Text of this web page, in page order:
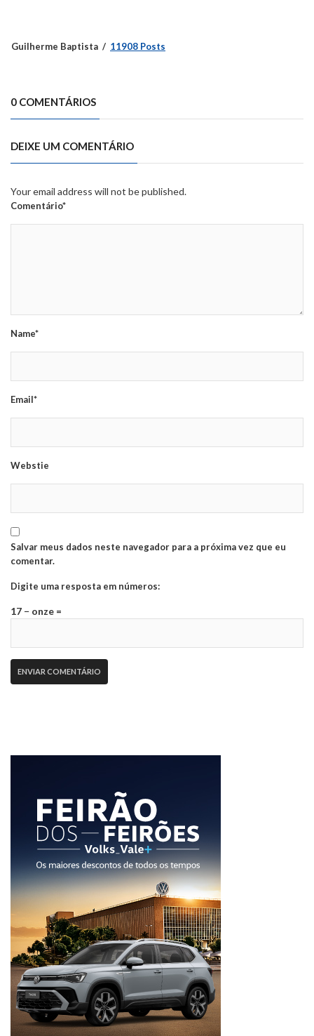
Guilherme Baptista 11908 Posts
0 COMENTÁRIOS
DEIXE UM COMENTÁRIO
Your email address will not be published.
Comentário*
Name*
Email*
Webstie
Salvar meus dados neste navegador para a próxima vez que eu
comentar.
Digite uma resposta em números:
17 − onze =